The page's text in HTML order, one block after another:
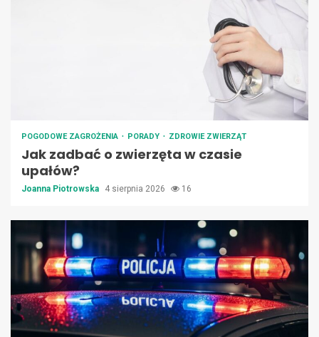
POGODOWE ZAGROŻENIA PORADY ZDROWIE ZWIERZĄT
Jak zadbać o zwierzęta w czasie
upałów?
Joanna Piotrowska 4 sierpnia 2026 16